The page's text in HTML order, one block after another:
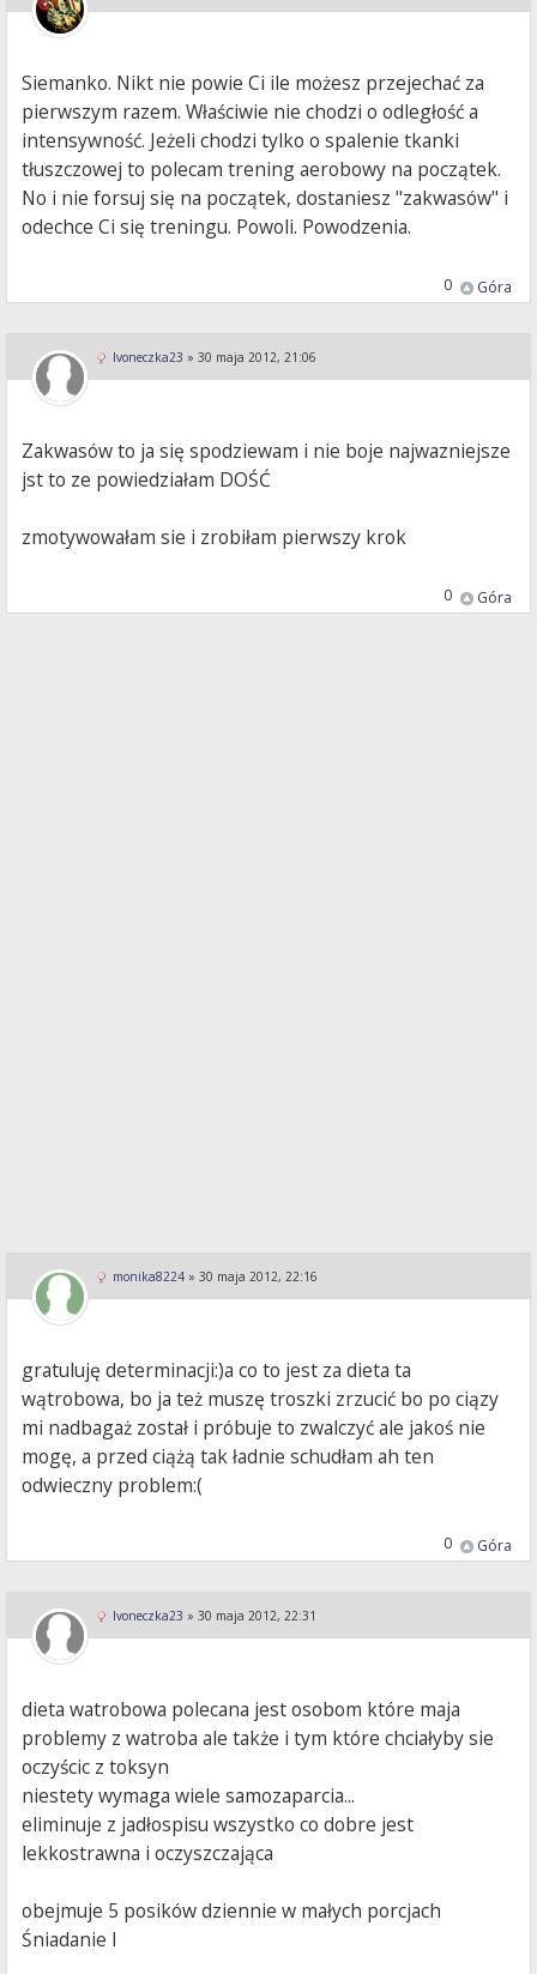
Siemanko. Nikt nie powie Ci ile możesz przejechać za
pierwszym razem. Właściwie nie chodzi o odległość a
intensywność. Jeżeli chodzi tylko o spalenie tkanki
tłuszczowej to polecam trening aerobowy na początek.
No i nie forsuj się na początek, dostaniesz "zakwasów" i
odechce Ci się treningu. Powoli. Powodzenia.
Góra
0
Ivoneczka23 » 30 maja 2012, 21:06
Zakwasów to ja się spodziewam i nie boje najwazniejsze
jst to ze powiedziałam DOŚĆ
zmotywowałam sie i zrobiłam pierwszy krok
Góra
0
monika8224 » 30 maja 2012, 22:16
gratuluję determinacji:)a co to jest za dieta ta
wątrobowa, bo ja też muszę troszki zrzucić bo po ciązy
mi nadbagaż został i próbuje to zwalczyć ale jakoś nie
mogę, a przed ciążą tak ładnie schudłam ah ten
odwieczny problem:(
Góra
0
Ivoneczka23 » 30 maja 2012, 22:31
dieta watrobowa polecana jest osobom które maja
problemy z watroba ale także i tym które chciałyby sie
oczyścic z toksyn
niestety wymaga wiele samozaparcia...
eliminuje z jadłospisu wszystko co dobre jest
lekkostrawna i oczyszczająca
obejmuje 5 posików dziennie w małych porcjach
Śniadanie I